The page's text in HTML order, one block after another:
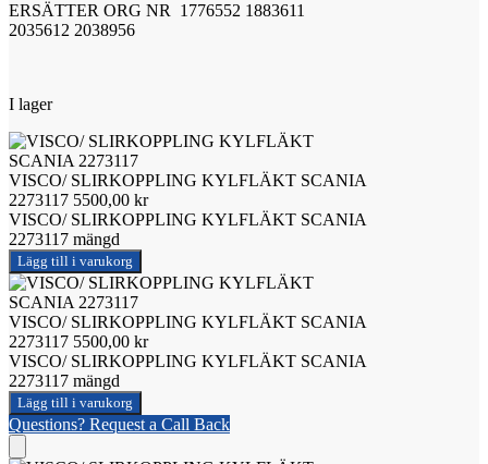
ERSÄTTER ORG NR 1776552 1883611
2035612 2038956
I lager
VISCO/ SLIRKOPPLING KYLFLÄKT SCANIA
2273117 5500,00 kr
VISCO/ SLIRKOPPLING KYLFLÄKT SCANIA
2273117 mängd
Lägg till i varukorg
VISCO/ SLIRKOPPLING KYLFLÄKT SCANIA
2273117 5500,00 kr
VISCO/ SLIRKOPPLING KYLFLÄKT SCANIA
2273117 mängd
Lägg till i varukorg
Questions? Request a Call Back